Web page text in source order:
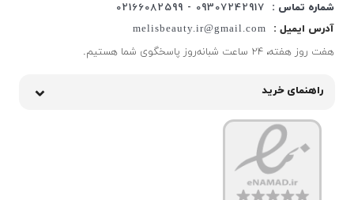
شماره تماس :
09307242917 - 02166082599
آدرس ایمیل :
melisbeauty.ir@gmail.com
هفت روز هفته، ۲۴ ساعت شبانه‌روز پاسخگوی شما هستیم.
راهنمای خرید